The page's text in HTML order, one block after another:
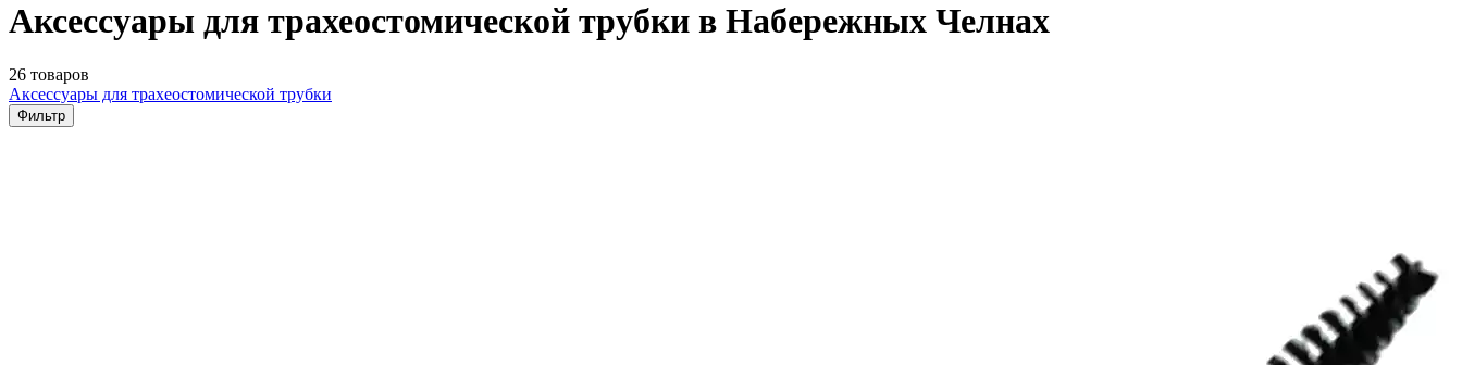
Аксессуары для трахеостомической трубки в Набережных Челнах
26 товаров
Аксессуары для трахеостомической трубки
Фильтр